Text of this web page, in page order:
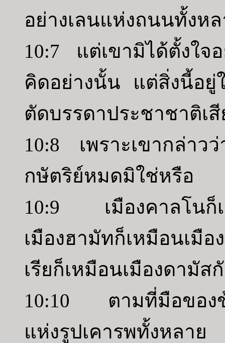
อย่างเลนแห่งถนนทั้งห
10:7 แต่เขามิได้ตั้งใจ
คิดอย่างนั้น แต่สิ่งนี้อยู่
ตัดบรรดาประชาชาติเ
10:8 เพราะเขากล่าว
กษัตริย์หมดมิใช่หรือ
10:9 เมืองคาลโนก็เ
เมืองฮามัทก็เหมือนเมื
เรียก็เหมือนเมืองดามัส
10:10 ตามที่มือของข้
แห่งรูปเคารพทั้งหลาย